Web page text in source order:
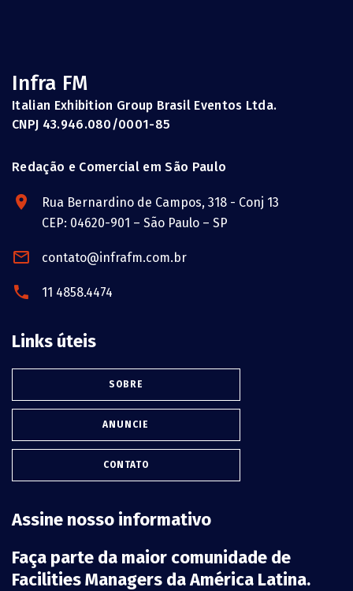
Infra FM
Italian Exhibition Group Brasil Eventos Ltda.
CNPJ 43.946.080/0001-85
Redação e Comercial em São Paulo
Rua Bernardino de Campos, 318 - Conj 13
CEP: 04620-901 – São Paulo – SP
contato@infrafm.com.br
11 4858.4474
Links úteis
SOBRE
ANUNCIE
CONTATO
Assine nosso informativo
Faça parte da maior comunidade de
Facilities Managers da América Latina.